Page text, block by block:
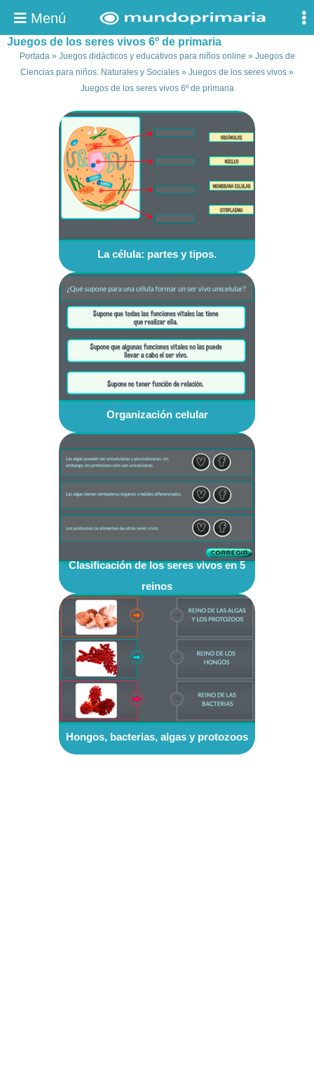
Menú
Juegos de los seres vivos 6º de primaria
Portada» Juegos didácticos y educativos para niños online » Juegos de
Ciencias para niños: Naturales y Sociales » Juegos de los seres vivos »
Juegos de los seres vivos 6º de primaria
La célula: partes y tipos.
Organización celular
Clasificación de los seres vivos en 5
reinos
Hongos, bacterias, algas y protozoos